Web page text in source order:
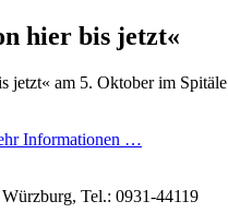
hier bis jetzt«
jetzt« am 5. Oktober im Spitäle
Informationen …
Tel.: 0931-44119